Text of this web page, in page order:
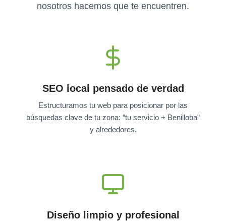
nosotros hacemos que te encuentren.
SEO local pensado de verdad
Estructuramos tu web para posicionar por las
búsquedas clave de tu zona: “tu servicio + Benilloba”
y alrededores.
Diseño limpio y profesional